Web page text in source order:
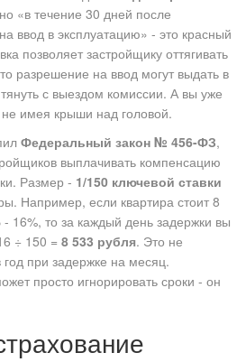
«в течение 30 дней после
ввод в эксплуатацию» - это красный
позволяет застройщику оттягивать
разрешение на ввод могут выдать в
с выездом комиссии. А вы уже
не имея крыши над головой.
Федеральный закон № 456-ФЗ,
выплачивать компенсацию
Размер - 1/150 ключевой ставки
Например, если квартира стоит 8
16%, то за каждый день задержки вы
÷ 150 = 8 533 рубля. Это не
при задержке на месяц.
просто игнорировать сроки - он